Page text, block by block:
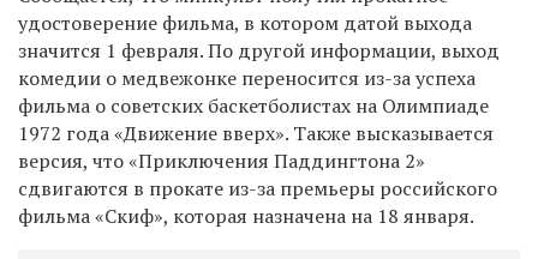
удостоверение фильма, в котором датой выхода
значится 1 февраля. По другой информации, выход
комедии о медвежонке переносится из-за успеха
фильма о советских баскетболистах на Олимпиаде
1972 года «Движение вверх». Также высказывается
версия, что «Приключения Паддингтона 2»
сдвигаются в прокате из-за премьеры российского
фильма «Скиф», которая назначена на 18 января.